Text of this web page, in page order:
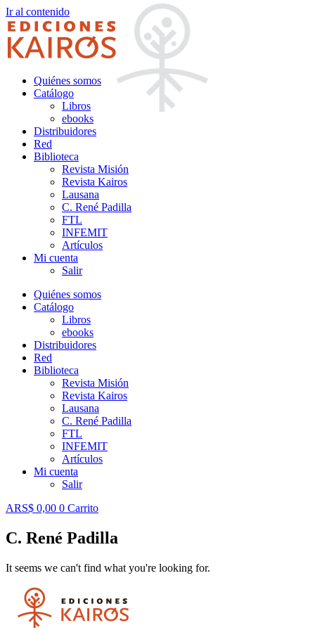
Ir al contenido
Quiénes somos
Catálogo
Libros
ebooks
Distribuidores
Red
Biblioteca
Revista Misión
Revista Kairos
Lausana
C. René Padilla
FTL
INFEMIT
Artículos
Mi cuenta
Salir
Quiénes somos
Catálogo
Libros
ebooks
Distribuidores
Red
Biblioteca
Revista Misión
Revista Kairos
Lausana
C. René Padilla
FTL
INFEMIT
Artículos
Mi cuenta
Salir
ARS$ 0,00 0 Carrito
C. René Padilla
It seems we can't find what you're looking for.